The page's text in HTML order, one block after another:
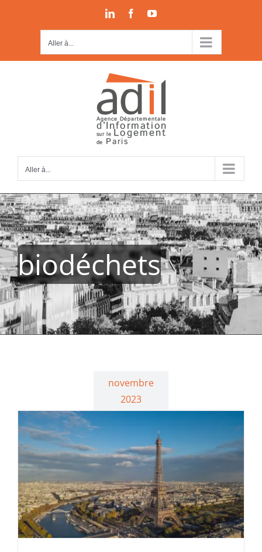
LinkedInFacebookYouTube
Aller à...
Aller à...
biodéchets
novembre
2023